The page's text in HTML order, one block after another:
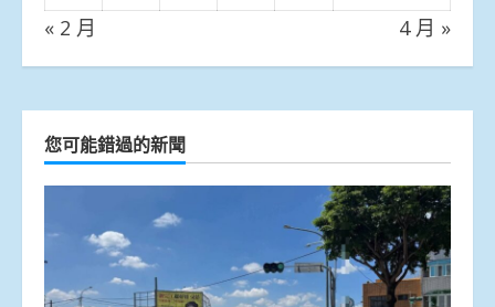
« 2 月 4 月 »
您可能錯過的新聞